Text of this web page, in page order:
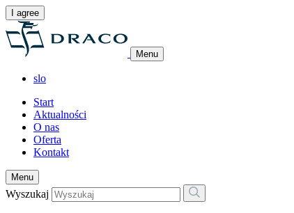
I agree
Menu
slo
Start
Aktualności
O nas
Oferta
Kontakt
Menu
Wyszukaj